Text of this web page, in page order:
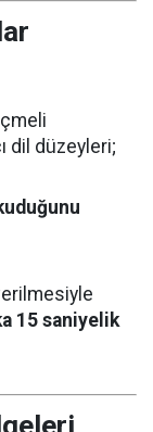
dil düzeyleri;
15 saniyelik